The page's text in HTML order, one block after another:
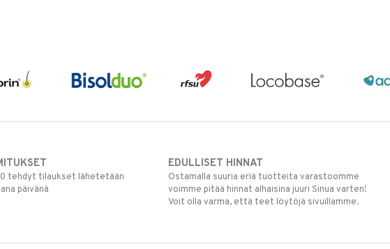
tehdyt tilaukset lähetetään
päivänä
EDULLISET HINNAT
Ostamalla suuria eriä tuotteita varastoomme
voimme pitää hinnat alhaisina juuri Sinua varten!
Voit olla varma, että teet löytöjä sivuillamme.